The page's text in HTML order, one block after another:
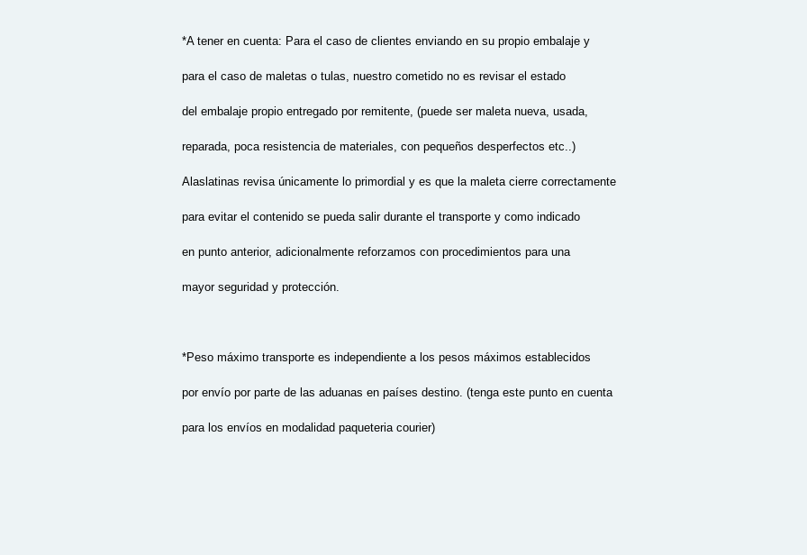
*A tener en cuenta: Para el caso de clientes enviando en su propio embalaje y
para el caso de maletas o tulas, nuestro cometido no es revisar el estado
del embalaje propio entregado por remitente, (puede ser maleta nueva, usada,
reparada, poca resistencia de materiales, con pequeños desperfectos etc..)
Alaslatinas revisa únicamente lo primordial y es que la maleta cierre correctamente
para evitar el contenido se pueda salir durante el transporte y como indicado
en punto anterior, adicionalmente reforzamos con procedimientos para una
mayor seguridad y protección.
*Peso máximo transporte es independiente a los pesos máximos establecidos
por envío por parte de las aduanas en países destino. (tenga este punto en cuenta
para los envíos en modalidad paqueteria courier)